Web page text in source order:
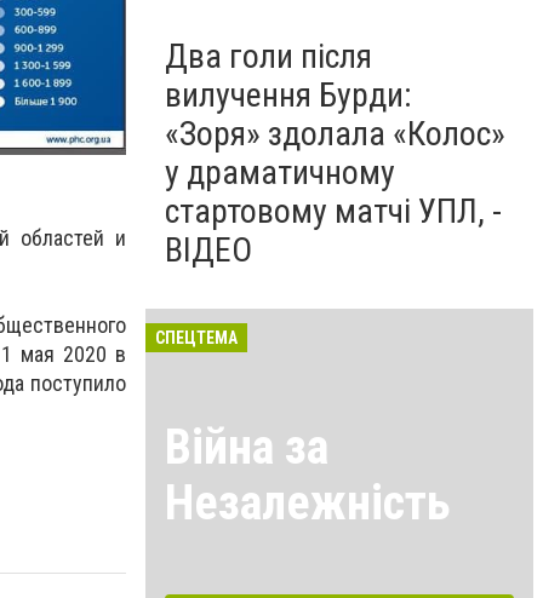
областей и
мая 2020 в
поступило
Два голи після
вилучення Бурди:
«Зоря» здолала «Колос»
у драматичному
стартовому матчі УПЛ, -
ВІДЕО
СПЕЦТЕМА
Війна за
Незалежність